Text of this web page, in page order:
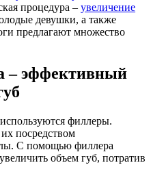
процедура – увеличение
девушки, а также
предлагают множество
– эффективный
филлеры.
посредством
С помощью филлера
объем губ, потратив